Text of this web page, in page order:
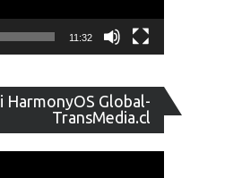
11:32
HarmonyOS Global-
TransMedia.cl
de
vídeo